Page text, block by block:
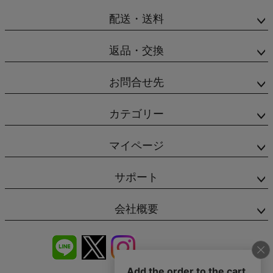
配送・送料
返品・交換
お問合せ先
カテゴリー
マイページ
サポート
会社概要